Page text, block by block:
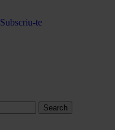
Subscriu-te